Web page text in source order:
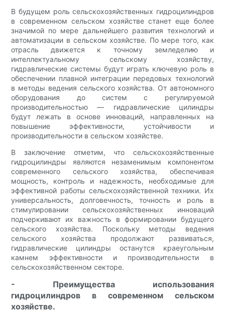
В будущем роль сельскохозяйственных гидроцилиндров
в современном сельском хозяйстве станет еще более
значимой по мере дальнейшего развития технологий и
автоматизации в сельском хозяйстве. По мере того, как
отрасль движется к точному земледелию и
интеллектуальному сельскому хозяйству,
гидравлические системы будут играть ключевую роль в
обеспечении плавной интеграции передовых технологий
в методы ведения сельского хозяйства. От автономного
оборудования до систем с регулируемой
производительностью — гидравлические цилиндры
будут лежать в основе инноваций, направленных на
повышение эффективности, устойчивости и
производительности в сельском хозяйстве.
В заключение отметим, что сельскохозяйственные
гидроцилиндры являются незаменимым компонентом
современного сельского хозяйства, обеспечивая
мощность, контроль и надежность, необходимые для
эффективной работы сельскохозяйственной техники. Их
универсальность, долговечность, точность и роль в
стимулировании сельскохозяйственных инноваций
подчеркивают их важность в формировании будущего
сельского хозяйства. Поскольку методы ведения
сельского хозяйства продолжают развиваться,
гидравлические цилиндры останутся краеугольным
камнем эффективности и производительности в
сельскохозяйственном секторе.
- Преимущества использования
гидроцилиндров в современном сельском
хозяйстве.